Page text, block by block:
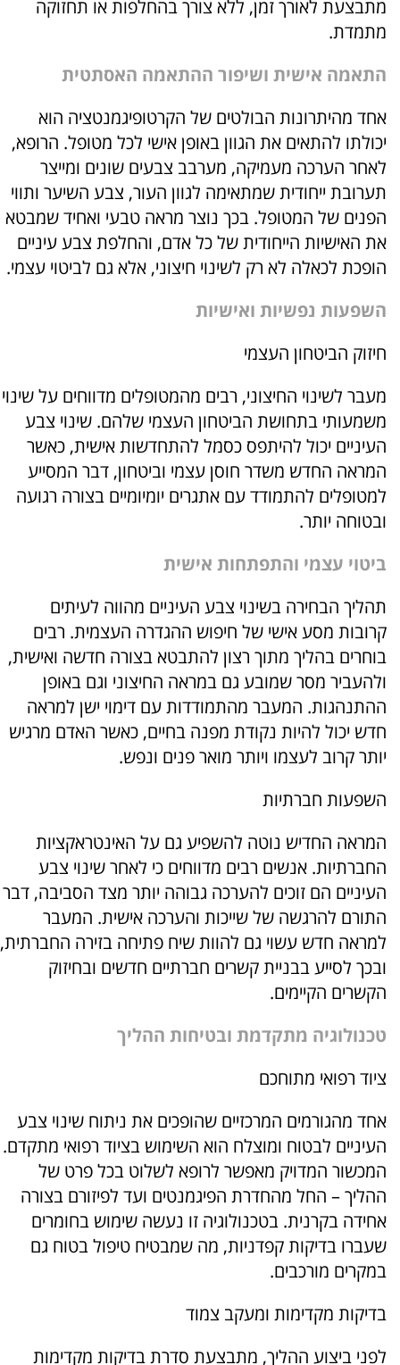
מתבצעת לאורך זמן, ללא צורך בהחלפות או תחזוקה
מתמדת.
התאמה אישית ושיפור ההתאמה האסתטית
אחד מהיתרונות הבולטים של הקרטופיגמנטציה הוא
יכולתו להתאים את הגוון באופן אישי לכל מטופל. הרופא,
לאחר הערכה מעמיקה, מערבב צבעים שונים ומייצר
תערובת ייחודית שמתאימה לגוון העור, צבע השיער ותווי
הפנים של המטופל. בכך נוצר מראה טבעי ואחיד שמבטא
את האישיות הייחודית של כל אדם, והחלפת צבע עיניים
הופכת לכאלה לא רק לשינוי חיצוני, אלא גם לביטוי עצמי.
השפעות נפשיות ואישיות
חיזוק הביטחון העצמי
מעבר לשינוי החיצוני, רבים מהמטופלים מדווחים על שינוי
משמעותי בתחושת הביטחון העצמי שלהם. שינוי צבע
העיניים יכול להיתפס כסמל להתחדשות אישית, כאשר
המראה החדש משדר חוסן עצמי וביטחון, דבר המסייע
למטופלים להתמודד עם אתגרים יומיומיים בצורה רגועה
ובטוחה יותר.
ביטוי עצמי והתפתחות אישית
תהליך הבחירה בשינוי צבע העיניים מהווה לעיתים
קרובות מסע אישי של חיפוש ההגדרה העצמית. רבים
בוחרים בהליך מתוך רצון להתבטא בצורה חדשה ואישית,
ולהעביר מסר שמובע גם במראה החיצוני וגם באופן
ההתנהגות. המעבר מהתמודדות עם דימוי ישן למראה
חדש יכול להיות נקודת מפנה בחיים, כאשר האדם מרגיש
יותר קרוב לעצמו ויותר מואר פנים ונפש.
השפעות חברתיות
המראה החדיש נוטה להשפיע גם על האינטראקציות
החברתיות. אנשים רבים מדווחים כי לאחר שינוי צבע
העיניים הם זוכים להערכה גבוהה יותר מצד הסביבה, דבר
התורם להרגשה של שייכות והערכה אישית. המעבר
למראה חדש עשוי גם להוות שיח פתיחה בזירה החברתית,
ובכך לסייע בבניית קשרים חברתיים חדשים ובחיזוק
הקשרים הקיימים.
טכנולוגיה מתקדמת ובטיחות ההליך
ציוד רפואי מתוחכם
אחד מהגורמים המרכזיים שהופכים את ניתוח שינוי צבע
העיניים לבטוח ומוצלח הוא השימוש בציוד רפואי מתקדם.
המכשור המדויק מאפשר לרופא לשלוט בכל פרט של
ההליך – החל מהחדרת הפיגמנטים ועד לפיזורם בצורה
אחידה בקרנית. בטכנולוגיה זו נעשה שימוש בחומרים
שעברו בדיקות קפדניות, מה שמבטיח טיפול בטוח גם
במקרים מורכבים.
בדיקות מקדימות ומעקב צמוד
לפני ביצוע ההליך, מתבצעת סדרת בדיקות מקדימות